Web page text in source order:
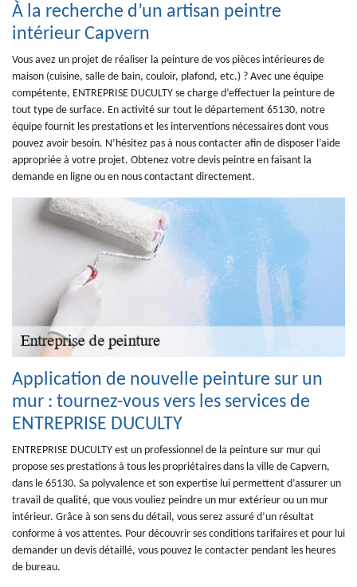
À la recherche d’un artisan peintre
intérieur Capvern
Vous avez un projet de réaliser la peinture de vos pièces intérieures de
maison (cuisine, salle de bain, couloir, plafond, etc.) ? Avec une équipe
compétente, ENTREPRISE DUCULTY se charge d’effectuer la peinture de
tout type de surface. En activité sur tout le département 65130, notre
équipe fournit les prestations et les interventions nécessaires dont vous
pouvez avoir besoin. N’hésitez pas à nous contacter afin de disposer l’aide
appropriée à votre projet. Obtenez votre devis peintre en faisant la
demande en ligne ou en nous contactant directement.
Application de nouvelle peinture sur un
mur : tournez-vous vers les services de
ENTREPRISE DUCULTY
ENTREPRISE DUCULTY est un professionnel de la peinture sur mur qui
propose ses prestations à tous les propriétaires dans la ville de Capvern,
dans le 65130. Sa polyvalence et son expertise lui permettent d’assurer un
travail de qualité, que vous vouliez peindre un mur extérieur ou un mur
intérieur. Grâce à son sens du détail, vous serez assuré d’un résultat
conforme à vos attentes. Pour découvrir ses conditions tarifaires et pour lui
demander un devis détaillé, vous pouvez le contacter pendant les heures
de bureau.